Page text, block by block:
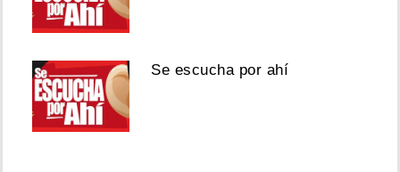
Se escucha por ahí